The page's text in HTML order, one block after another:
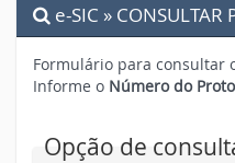
e-SIC » CONSULTAR
Formulário para consultar
Informe o Número do
Opção de